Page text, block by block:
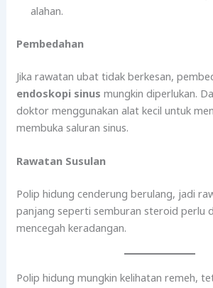
alahan.
Pembedahan
Jika rawatan ubat tidak berkesan,
endoskopi sinus mungkin diperlukan.
doktor menggunakan alat kecil untuk
membuka saluran sinus.
Rawatan Susulan
Polip hidung cenderung berulang, jadi
panjang seperti semburan steroid perlu
mencegah keradangan.
Polip hidung mungkin kelihatan remeh,